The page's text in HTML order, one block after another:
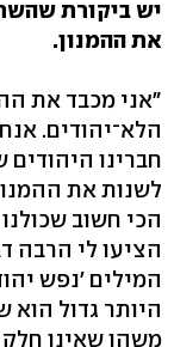
יש ביקורת
את ההמנון.
"אני מכבד את
הלא־יהודים.
חברינו
לשנות את
הציעו לי הרבה
המילים 'נפש
היותר גדול
משהו שאינו